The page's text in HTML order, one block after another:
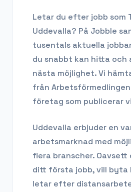
Letar du efter jobb som
Uddevalla? På Jobble
tusentals aktuella
du snabbt kan hitta och
nästa möjlighet. Vi
från
företag som publicerar
Uddevalla erbjuder en
arbetsmarknad med
flera branscher. Oavsett
ditt första jobb, vill byta
letar efter